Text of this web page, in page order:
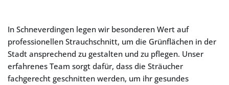
In Schneverdingen legen wir besonderen Wert auf
professionellen Strauchschnitt, um die Grünflächen in der
Stadt ansprechend zu gestalten und zu pflegen. Unser
erfahrenes Team sorgt dafür, dass die Sträucher
fachgerecht geschnitten werden, um ihr gesundes